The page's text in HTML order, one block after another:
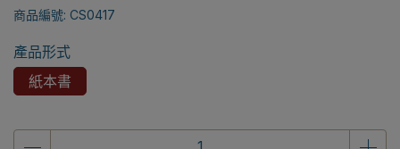
商品編號: CS0417
產品形式
紙本書